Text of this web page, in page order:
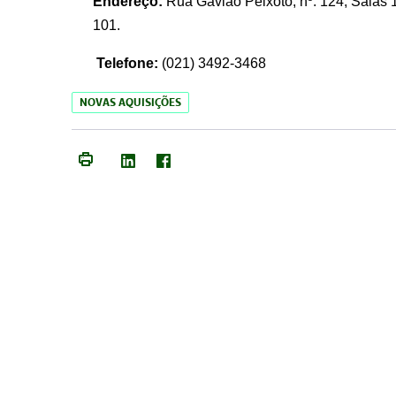
101.
Telefone: (021) 3492-3468
NOVAS AQUISIÇÕES